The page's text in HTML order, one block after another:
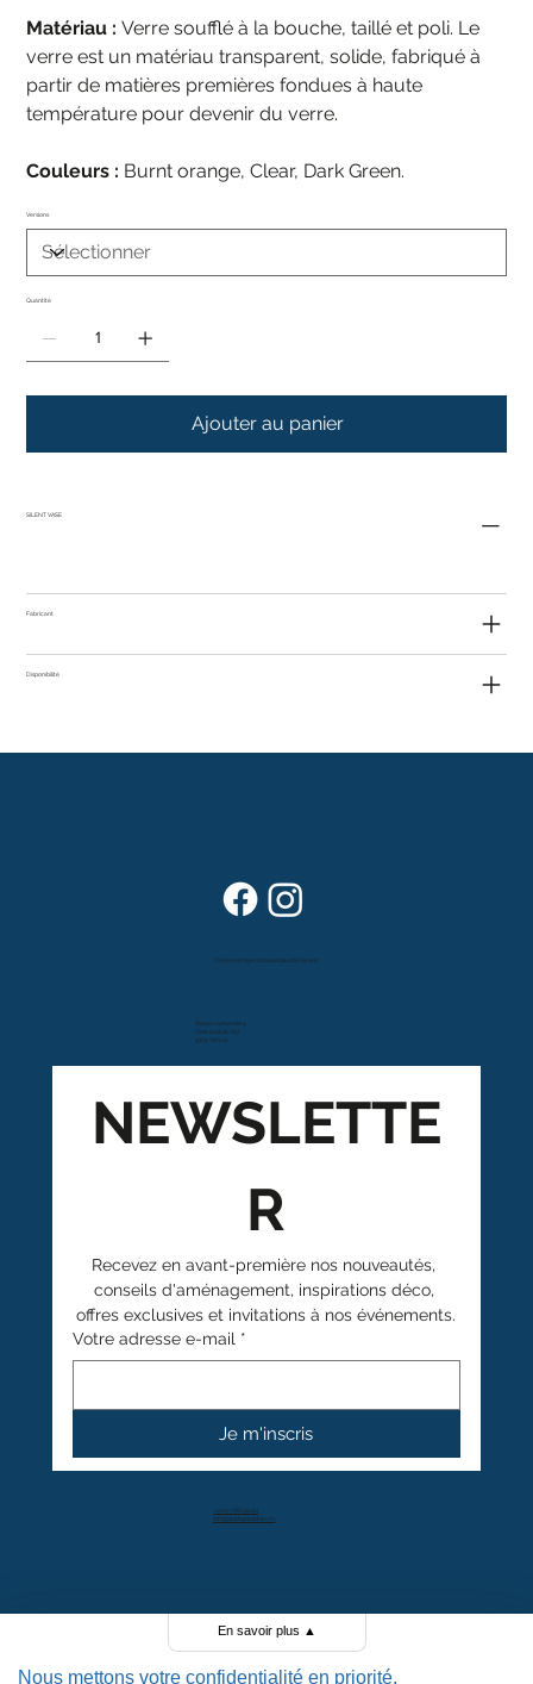
Matériau :Verre soufflé à la bouche, taillé et poli. Le
verre est un matériau transparent, solide, fabriqué à
partir de matières premières fondues à haute
température pour devenir du verre.
Couleurs : Burnt orange, Clear, Dark Green.
Versions
Quantité
Ajouter au panier
SILENT VASE
Fabricant
Disponibilité
Route cantonale 4
Case postale 157
1963 Vétroz
Dans vos foyers depuis plus de 80 ans
+41 27 766 40 40
info@anthamatten.ch
NEWSLETTE
R
Recevez en avant-première nos nouveautés,
conseils d'aménagement, inspirations déco,
offres exclusives et invitations à nos événements.
Votre adresse e-mail *
Je m'inscris
4.4
+ de 100 avis clients
En savoir plus ▲
Nous mettons votre confidentialité en priorité.